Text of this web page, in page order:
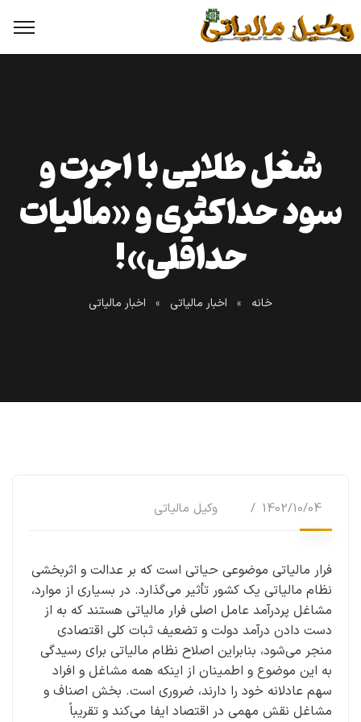
شغل طلایی با اجرت و
سود حداکثری و «مالیات
حداقلی»!
خانه » اخبار مالیاتی » اخبار مالیاتی
1402/10/04 وکیل مالیاتی
فرار مالیاتی موضوعی حیاتی است که بر عدالت و اثربخشی
نظام مالیاتی یک کشور تأثیر می‌گذارد. در بسیاری از موارد،
مشاغل پردرآمد عامل اصلی فرار مالیاتی هستند که به از
دست دادن درآمد دولت و تضعیف ثبات کلی اقتصادی
منجر می‌شود، بنابراین اصلاح نظام مالیاتی برای رسیدگی
به این موضوع و اطمینان از اینکه همه مشاغل و افراد
سهم عادلانه خود را دارند، ضروری است. بخش اصناف و
مشاغل نقش مهمی در اقتصاد ایفا می‌کند و تقریباً